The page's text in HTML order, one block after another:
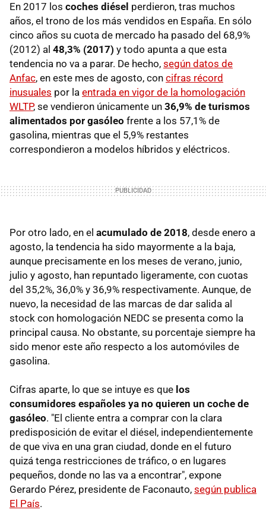
En 2017 los coches diésel perdieron, tras muchos
años, el trono de los más vendidos en España. En sólo
cinco años su cuota de mercado ha pasado del 68,9%
(2012) al 48,3% (2017) y todo apunta a que esta
tendencia no va a parar. De hecho, según datos de
Anfac, en este mes de agosto, con cifras récord
inusuales por la entrada en vigor de la homologación
WLTP, se vendieron únicamente un 36,9% de turismos
alimentados por gasóleo frente a los 57,1% de
gasolina, mientras que el 5,9% restantes
correspondieron a modelos híbridos y eléctricos.
Por otro lado, en el acumulado de 2018, desde enero a
agosto, la tendencia ha sido mayormente a la baja,
aunque precisamente en los meses de verano, junio,
julio y agosto, han repuntado ligeramente, con cuotas
del 35,2%, 36,0% y 36,9% respectivamente. Aunque, de
nuevo, la necesidad de las marcas de dar salida al
stock con homologación NEDC se presenta como la
principal causa. No obstante, su porcentaje siempre ha
sido menor este año respecto a los automóviles de
gasolina.
Cifras aparte, lo que se intuye es que los
consumidores españoles ya no quieren un coche de
gasóleo. "El cliente entra a comprar con la clara
predisposición de evitar el diésel, independientemente
de que viva en una gran ciudad, donde en el futuro
quizá tenga restricciones de tráfico, o en lugares
pequeños, donde no las va a encontrar", expone
Gerardo Pérez, presidente de Faconauto, según publica
El País.